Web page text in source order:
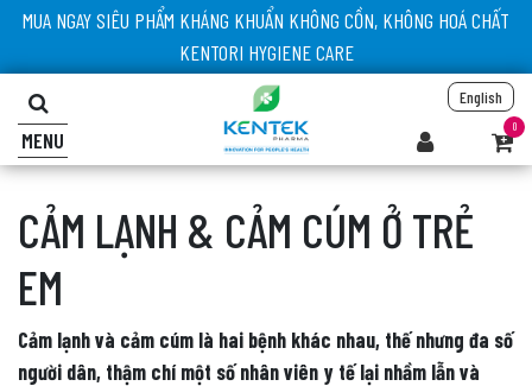
MUA NGAY SIÊU PHẨM KHÁNG KHUẨN KHÔNG CỒN, KHÔNG HOÁ CHẤT
KENTORI HYGIENE CARE
MENU
English
0
CẢM LẠNH & CẢM CÚM Ở TRẺ
EM
Cảm lạnh và cảm cúm là hai bệnh khác nhau, thế nhưng đa số
người dân, thậm chí một số nhân viên y tế lại nhầm lẫn và